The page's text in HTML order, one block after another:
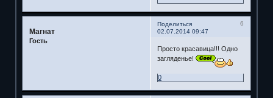
Поделиться
6
02.07.2014 09:47
Магнат
Гость
Просто красавица!!! Одно
загляденье!
0